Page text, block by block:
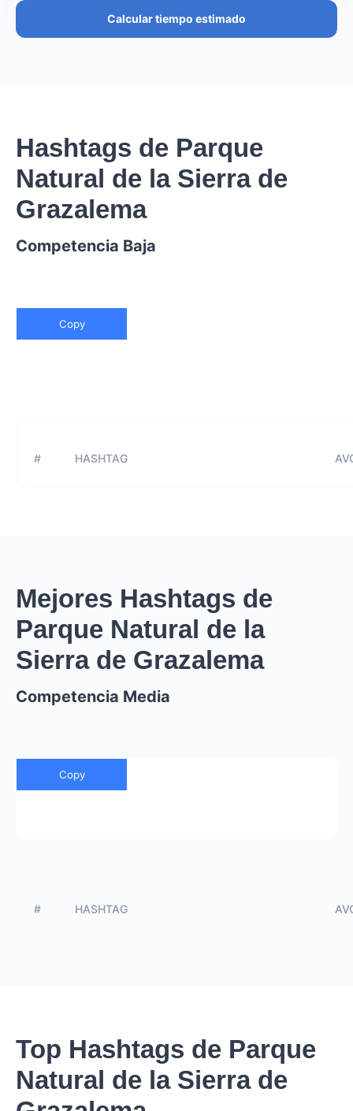
Calcular tiempo estimado
Hashtags de Parque
Natural de la Sierra de
Grazalema
Competencia Baja
Copy
# HASHTAG
Mejores Hashtags de
Parque Natural de la
Sierra de Grazalema
Competencia Media
Copy
# HASHTAG
Top Hashtags de Parque
Natural de la Sierra de